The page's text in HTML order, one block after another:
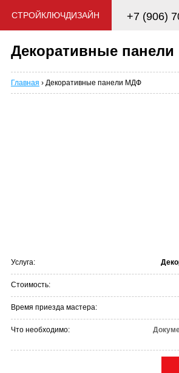
СТРОЙКЛЮЧДИЗАЙН +7 (906)
Декоративные
Главная › Декоративные панели МДФ
Услуга:
Стоимость:
Время приезда мастера:
Что необходимо: